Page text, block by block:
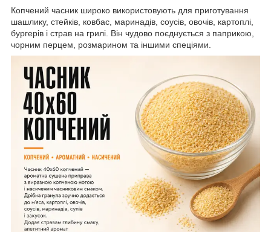
Копчений часник широко використовують для приготування
шашлику, стейків, ковбас, маринадів, соусів, овочів, картоплі,
бургерів і страв на грилі. Він чудово поєднується з паприкою,
чорним перцем, розмарином та іншими спеціями.